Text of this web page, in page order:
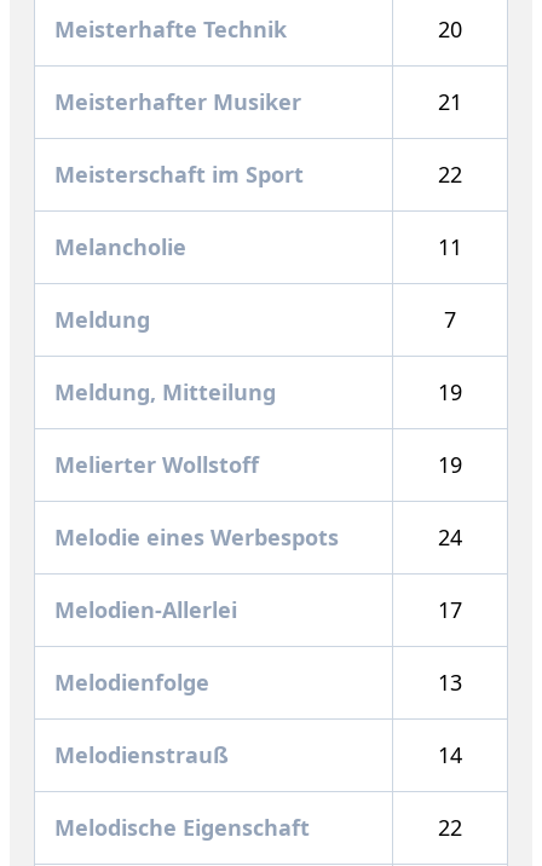
Meisterhafte Technik 20
Meisterhafter Musiker 21
Meisterschaft im Sport 22
Melancholie 11
Meldung 7
Meldung, Mitteilung 19
Melierter Wollstoff 19
Melodie eines Werbespots 24
Melodien-Allerlei 17
Melodienfolge 13
Melodienstrauß 14
Melodische Eigenschaft 22